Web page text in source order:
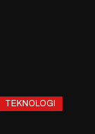
TEKNOLOGI